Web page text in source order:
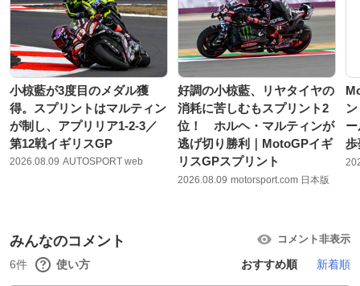
小椋藍が3度目のメダル獲
得。スプリントはマルティン
が制し、アプリリア1-2-3／
第12戦イギリスGP
2026.08.09 AUTOSPORT web
好調の小椋藍、リヤタイヤの
消耗に苦しむもスプリント2
位！ ホルヘ・マルティンが
逃げ切り勝利｜MotoGPイギ
リスGPスプリント
2026.08.09 motorsport.com 日本版
歩
みんなのコメント コメント非表示
6件 使い方 おすすめ順 新着順